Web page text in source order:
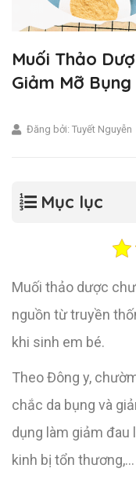
Muối Thảo
Giảm Mỡ Bụng
Đăng bởi: Tuyết Nguyễn
Mục lục
Muối thảo dược
nguồn từ truyền
khi sinh em bé.
Theo Đông y,
chắc da bụng và
dụng làm giảm đau
kinh bị tổn thương,…